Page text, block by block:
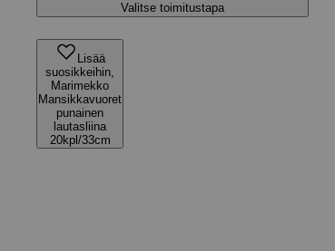
Valitse toimitustapa
Lisää
suosikkeihin,
Marimekko
Mansikkavuoret
punainen
lautasliina
20kpl/33cm